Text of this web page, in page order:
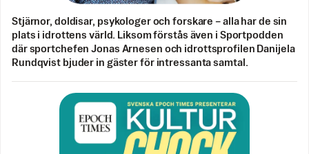
Stjärnor, doldisar, psykologer och forskare – alla har de sin
plats i idrottens värld. Liksom förstås även i Sportpodden
där sportchefen Jonas Arnesen och idrottsprofilen Danijela
Rundqvist bjuder in gäster för intressanta samtal.